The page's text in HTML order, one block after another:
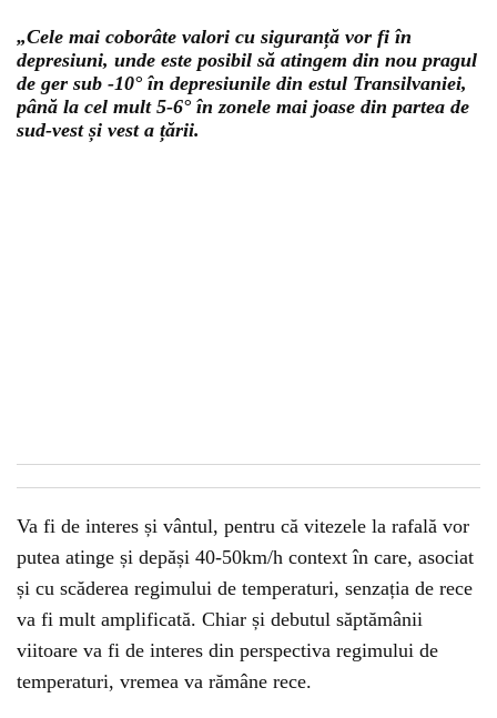
„Cele mai coborâte valori cu siguranță vor fi în
depresiuni, unde este posibil să atingem din nou pragul
de ger sub -10° în depresiunile din estul Transilvaniei,
până la cel mult 5-6° în zonele mai joase din partea de
sud-vest și vest a țării.
Va fi de interes și vântul, pentru că vitezele la rafală vor
putea atinge și depăși 40-50km/h context în care, asociat
și cu scăderea regimului de temperaturi, senzația de rece
va fi mult amplificată. Chiar și debutul săptămânii
viitoare va fi de interes din perspectiva regimului de
temperaturi, vremea va rămâne rece.